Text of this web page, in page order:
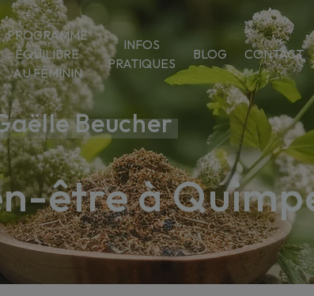
PROGRAMME
ÉQUILIBRE
AU FÉMININ
INFOS
PRATIQUES
BLOG CONTACT
Beucher
être à